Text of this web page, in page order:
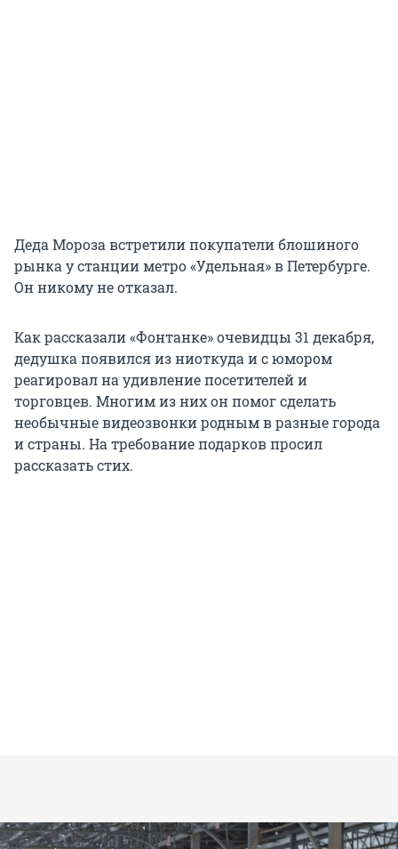
Деда Мороза встретили покупатели блошиного
рынка у станции метро «Удельная» в Петербурге.
Он никому не отказал.
Как рассказали «Фонтанке» очевидцы 31 декабря,
дедушка появился из ниоткуда и с юмором
реагировал на удивление посетителей и
торговцев. Многим из них он помог сделать
необычные видеозвонки родным в разные города
и страны. На требование подарков просил
рассказать стих.